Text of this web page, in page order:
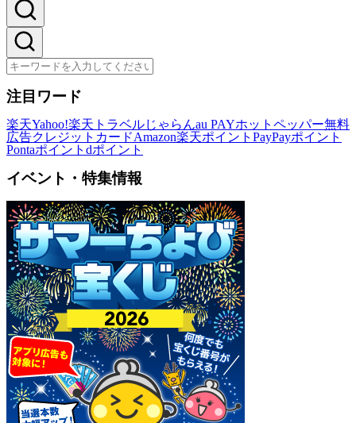
注目ワード
楽天Yahoo!楽天トラベルじゃらんau PAYホットペッパー無料
広告クレジットカードAmazon楽天ポイント PayPayポイント
Pontaポイント dポイント
イベント・特集情報